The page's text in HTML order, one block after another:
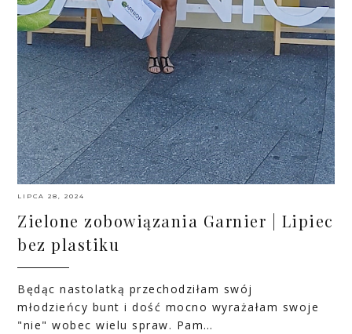
LIPCA 28, 2024
Zielone zobowiązania Garnier | Lipiec
bez plastiku
Będąc nastolatką przechodziłam swój
młodzieńcy bunt i dość mocno wyrażałam swoje
"nie" wobec wielu spraw. Pam…